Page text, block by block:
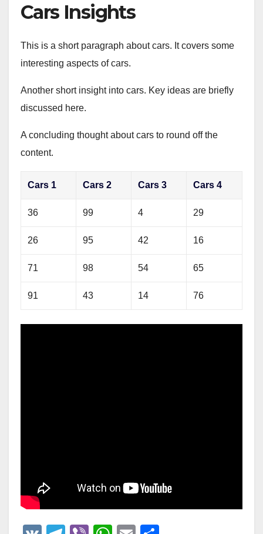
Cars Insights
This is a short paragraph about cars. It covers some
interesting aspects of cars.
Another short insight into cars. Key ideas are briefly
discussed here.
A concluding thought about cars to round off the
content.
Cars 1 Cars 2 Cars 3 Cars 4
36 99 4 29
26 95 42 16
71 98 54 65
91 43 14 76